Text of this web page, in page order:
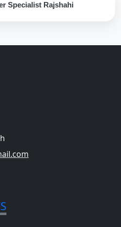
Specialist Rajshahi